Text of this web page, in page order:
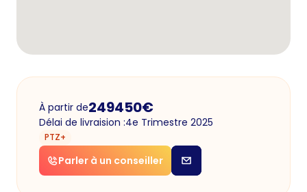
À partir de249450€
Délai de livraision :4e Trimestre 2025
PTZ+
Parler à un conseiller